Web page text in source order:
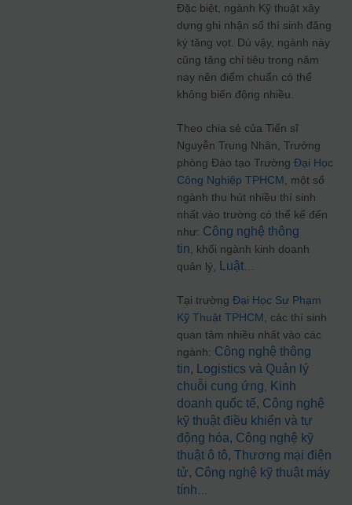
Đặc biệt, ngành Kỹ thuật xây
dựng ghi nhận số thí sinh đăng
ký tăng vọt. Dù vậy, ngành này
cũng tăng chỉ tiêu trong năm
nay nên điểm chuẩn có thể
không biến động nhiều.
Theo chia sẻ của Tiến sĩ
Nguyễn Trung Nhân, Trưởng
phòng Đào tạo Trường Đại Học
Công Nghiệp TPHCM , một số
ngành thu hút nhiều thí sinh
nhất vào trường có thể kế đến
như: Công nghệ thông
tin , khối ngành kinh doanh
quản lý,
Luật…
Tại trường Đại Học Sư Phạm
Kỹ Thuật TPHCM , các thí sinh
quan tâm nhiều nhất vào các
ngành: Công nghệ thông
tin,
Logistics và Quản lý
chuỗi cung ứng
Kinh
doanh quốc tế, Công nghệ
kỹ thuật điều khiển và tự
động hóa, Công nghệ kỹ
thuật ô tô, Thương mại điện
tử, Công nghệ kỹ thuật máy
tính